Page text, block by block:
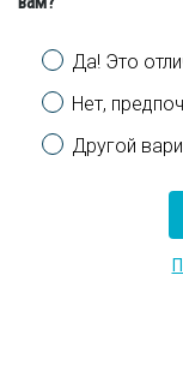
Варианты
Да! Это
Нет,
Другой